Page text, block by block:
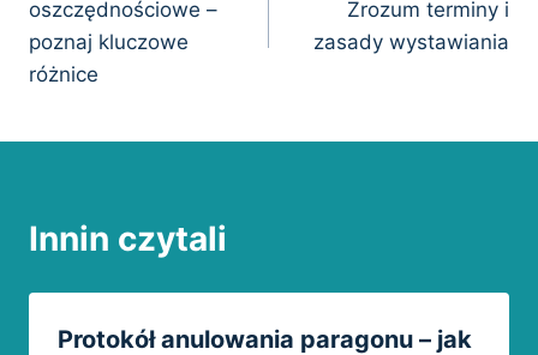
oszczędnościowe –
poznaj kluczowe
różnice
Zrozum terminy i
zasady wystawiania
Innin czytali
Protokół anulowania paragonu – jak